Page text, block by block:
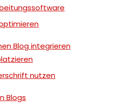
Blog integrieren
nutzen
Blogs